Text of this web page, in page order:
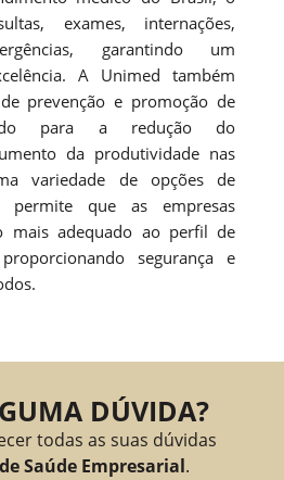
exames, internações,
garantindo um
A Unimed também
prevenção e promoção de
para a redução do
da produtividade nas
variedade de opções de
permite que as empresas
mais adequado ao perfil de
segurança e
DÚVIDA?
todas as suas dúvidas
Saúde Empresarial.